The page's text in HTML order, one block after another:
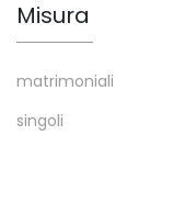
Misura
matrimoniali
singoli